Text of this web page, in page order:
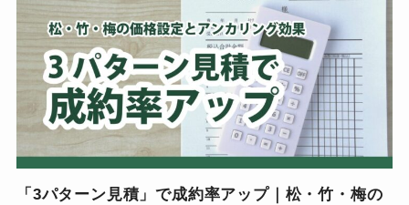
「3パターン見積」で成約率アップ｜松・竹・梅の